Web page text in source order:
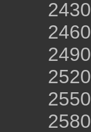
2430
2460
2490
2520
2550
2580